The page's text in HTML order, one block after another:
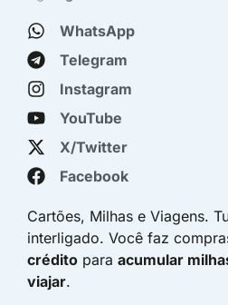
WhatsApp
Telegram
Instagram
YouTube
X/Twitter
Facebook
Cartões, Milhas e Viagens.
interligado. Você faz
crédito para acumular
viajar.